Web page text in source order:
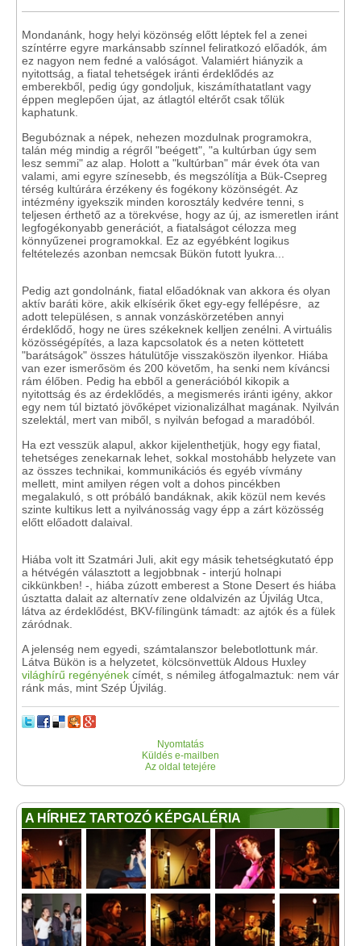
Mondanánk, hogy helyi közönség előtt léptek fel a zenei
színtérre egyre markánsabb színnel feliratkozó előadók, ám
ez nagyon nem fedné a valóságot. Valamiért hiányzik a
nyitottság, a fiatal tehetségek iránti érdeklődés az
emberekből, pedig úgy gondoljuk, kiszámíthatatlant vagy
éppen meglepően újat, az átlagtól eltérőt csak tőlük
kaphatunk.
Begubóznak a népek, nehezen mozdulnak programokra,
talán még mindig a régről "beégett", "a kultúrban úgy sem
lesz semmi" az alap. Holott a "kultúrban" már évek óta van
valami, ami egyre színesebb, és megszólítja a Bük-Csepreg
térség kultúrára érzékeny és fogékony közönségét. Az
intézmény igyekszik minden korosztály kedvére tenni, s
teljesen érthető az a törekvése, hogy az új, az ismeretlen iránt
legfogékonyabb generációt, a fiatalságot célozza meg
könnyűzenei programokkal. Ez az egyébként logikus
feltételezés azonban nemcsak Bükön futott lyukra...
Pedig azt gondolnánk, fiatal előadóknak van akkora és olyan
aktív baráti köre, akik elkísérik őket egy-egy fellépésre, az
adott településen, s annak vonzáskörzetében annyi
érdeklődő, hogy ne üres székeknek kelljen zenélni. A virtuális
közösségépítés, a laza kapcsolatok és a neten köttetett
"barátságok" összes hátulütője visszaköszön ilyenkor. Hiába
van ezer ismerősöm és 200 követőm, ha senki nem kíváncsi
rám élőben. Pedig ha ebből a generációból kikopik a
nyitottság és az érdeklődés, a megismerés iránti igény, akkor
egy nem túl biztató jövőképet vizionalizálhat magának. Nyilván
szelektál, mert van miből, s nyilván befogad a maradóból.
Ha ezt vesszük alapul, akkor kijelenthetjük, hogy egy fiatal,
tehetséges zenekarnak lehet, sokkal mostohább helyzete van
az összes technikai, kommunikációs és egyéb vívmány
mellett, mint amilyen régen volt a dohos pincékben
megalakuló, s ott próbáló bandáknak, akik közül nem kevés
szinte kultikus lett a nyilvánosság vagy épp a zárt közösség
előtt előadott dalaival.
Hiába volt itt Szatmári Juli, akit egy másik tehetségkutató épp
a hétvégén választott a legjobbnak - interjú holnapi
cikkünkben! -, hiába zúzott emberest a Stone Desert és hiába
úsztatta dalait az alternatív zene oldalvizén az Újvilág Utca,
látva az érdeklődést, BKV-fílingünk támadt: az ajtók és a fülek
záródnak.
A jelenség nem egyedi, számtalanszor belebotlottunk már.
Látva Bükön is a helyzetet, kölcsönvettük Aldous Huxley
világhírű regényének címét, s némileg átfogalmaztuk: nem vár
ránk más, mint Szép Újvilág.
Nyomtatás
Küldés e-mailben
Az oldal tetejére
A HÍRHEZ TARTOZÓ KÉPGALÉRIA